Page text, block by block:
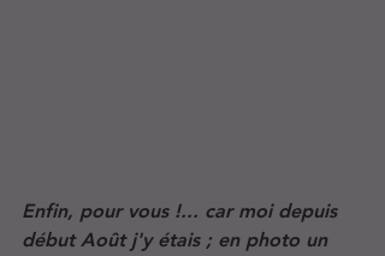
Enfin, pour vous !... car moi depuis
début Août j'y étais ; en photo un